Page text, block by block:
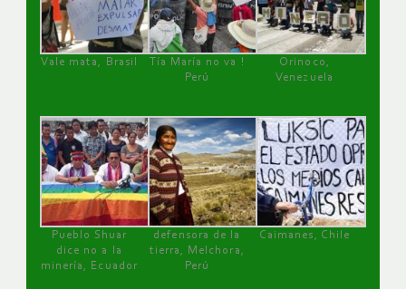
Vale mata, Brasil
Tía María no va !
Perú
Orinoco,
Venezuela
Pueblo Shuar
dice no a la
minería, Ecuador
defensora de la
tierra, Melchora,
Perú
Caimanes, Chile